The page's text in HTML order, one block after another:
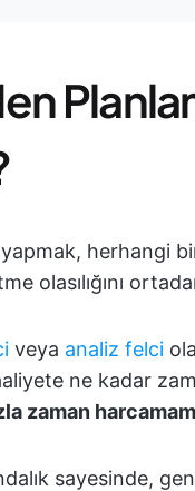
herhangi
olasılığını
veya analiz felci
ne kadar
zaman
sayesinde,